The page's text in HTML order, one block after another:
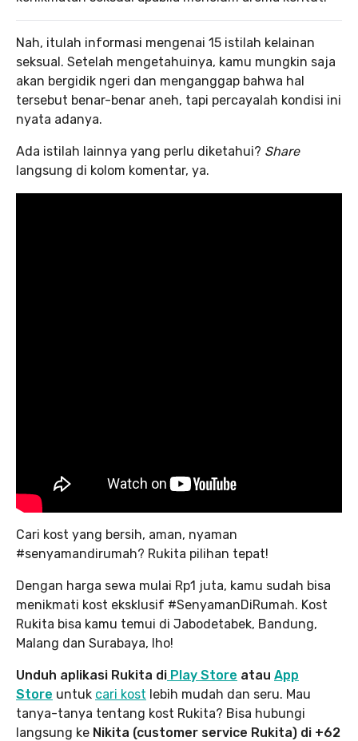
Nah, itulah informasi mengenai 15 istilah kelainan
seksual. Setelah mengetahuinya, kamu mungkin saja
akan bergidik ngeri dan menganggap bahwa hal
tersebut benar-benar aneh, tapi percayalah kondisi ini
nyata adanya.
Ada istilah lainnya yang perlu diketahui? Share
langsung di kolom komentar, ya.
Cari kost yang bersih, aman, nyaman
#senyamandirumah? Rukita pilihan tepat!
Dengan harga sewa mulai Rp1 juta, kamu sudah bisa
menikmati kost eksklusif #SenyamanDiRumah. Kost
Rukita bisa kamu temui di Jabodetabek, Bandung,
Malang dan Surabaya, lho!
Unduh aplikasi Rukita di Play Store atau App
Store untuk cari kost lebih mudah dan seru. Mau
tanya-tanya tentang kost Rukita? Bisa hubungi
langsung ke Nikita (customer service Rukita) di +62